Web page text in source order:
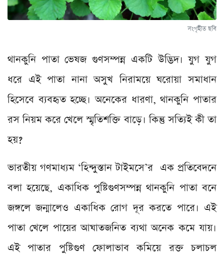
সংগৃহীত ছবি
থানকুনি পাতা ভেষজ গুণসম্পন্ন একটি উদ্ভিদ। যুগ যুগ
ধরে এই পাতা নানা অসুখ নিরাময়ে ঘরোয়া সমাধান
হিসেবে ব্যবহৃত হচ্ছে। অনেকের ধারণা, থানকুনি পাতার
রস নিয়ম করে খেলে স্মৃতিশক্তি বাড়ে। কিন্তু সত্যিই কী তা
হয়?
ভারতীয় গণমাধ্যম ‘হিন্দুস্তান টাইমসে’র এক প্রতিবেদনে
বলা হয়েছে, একাধিক পুষ্টিগুণসম্পন্ন থানকুনি পাতা বনে
জঙ্গলে জন্মালেও একাধিক রোগ দূর করতে পারে। এই
পাতা খেলে পায়ের আঘাতজনিত ব্যথা অনেক কমে যায়।
এই পাতার পুষ্টিগুণ ফোলাভাব কমিয়ে রক্ত চলাচল